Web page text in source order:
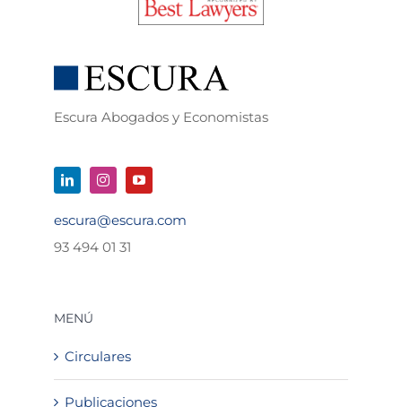
Escura Abogados y Economistas
escura@escura.com
93 494 01 31
MENÚ
Circulares
Publicaciones